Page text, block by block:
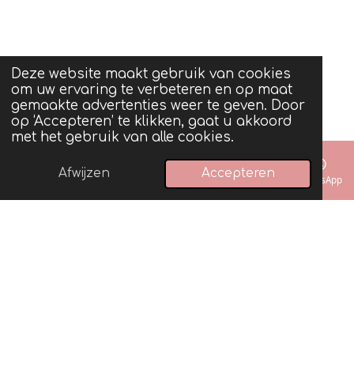
Deze website maakt gebruik van cookies
om uw ervaring te verbeteren en op maat
gemaakte advertenties weer te geven. Door
op ‘Accepteren’ te klikken, gaat u akkoord
met het gebruik van alle cookies.
Afwijzen Accepteren
Telefoonnummer Instagram WhatsApp